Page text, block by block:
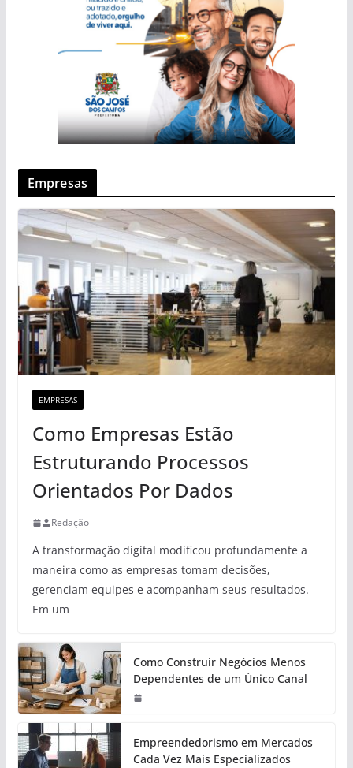
Empresas
EMPRESAS
Como Empresas Estão
Estruturando Processos
Orientados Por Dados
Redação
A transformação digital modificou profundamente a
maneira como as empresas tomam decisões,
gerenciam equipes e acompanham seus resultados.
Em um
Como Construir Negócios Menos
Dependentes de um Único Canal
Empreendedorismo em Mercados
Cada Vez Mais Especializados